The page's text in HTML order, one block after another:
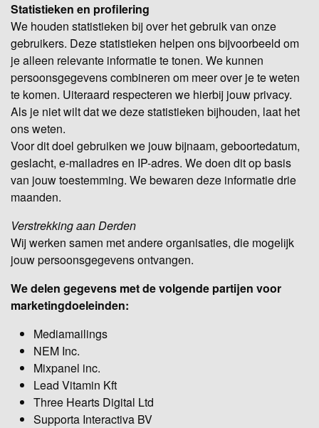
Statistieken en profilering
We houden statistieken bij over het gebruik van onze
gebruikers. Deze statistieken helpen ons bijvoorbeeld om
je alleen relevante informatie te tonen. We kunnen
persoonsgegevens combineren om meer over je te weten
te komen. Uiteraard respecteren we hierbij jouw privacy.
Als je niet wilt dat we deze statistieken bijhouden, laat het
ons weten.
Voor dit doel gebruiken we jouw bijnaam, geboortedatum,
geslacht, e-mailadres en IP-adres. We doen dit op basis
van jouw toestemming. We bewaren deze informatie drie
maanden.
Verstrekking aan Derden
Wij werken samen met andere organisaties, die mogelijk
jouw persoonsgegevens ontvangen.
We delen gegevens met de volgende partijen voor
marketingdoeleinden:
Mediamailings
NEM Inc.
Mixpanel inc.
Lead Vitamin Kft
Three Hearts Digital Ltd
Supporta Interactiva BV